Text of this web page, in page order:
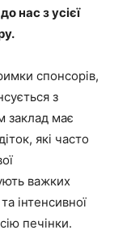
нас з усієї
спонсорів,
з
заклад має
які часто
важких
інтенсивної
печінки.